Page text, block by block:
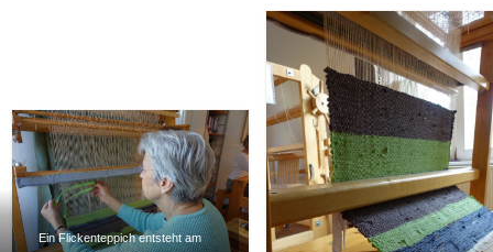
Ein Flickenteppich entsteht am